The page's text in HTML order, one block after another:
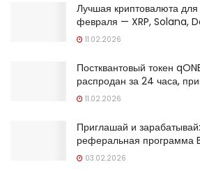
Лучшая криптовалюта для
февраля — XRP, Solana,
11.02.2026
Постквантовый токен
распродан за 24 часа,
11.02.2026
Приглашай и
реферальная программа
03.02.2026